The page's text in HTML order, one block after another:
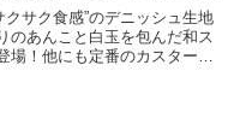
まもと 1F
クサク食感”のデニッシュ生地
のあんこと白玉を包んだ和ス
場！他にも定番のカスタード